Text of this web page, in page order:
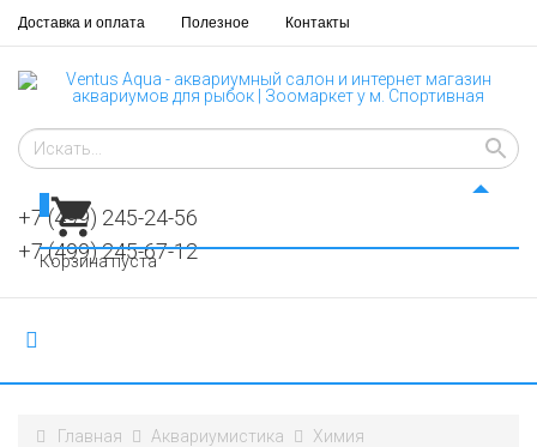
Доставка и оплата Полезное Контакты
+7 (499) 245-24-56
+7 (499) 245-67-12
Корзина пуста
Главная Аквариумистика
Химия